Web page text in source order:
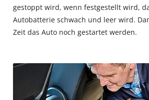
gestoppt wird, wenn festgestellt wird,
Autobatterie schwach und leer wird.
Zeit das Auto noch gestartet werden.